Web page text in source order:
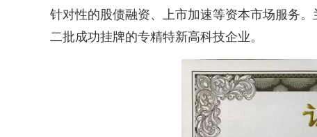
针对性的股债融资、上市加速等资本市场服务
二批成功挂牌的专精特新高科技企业。